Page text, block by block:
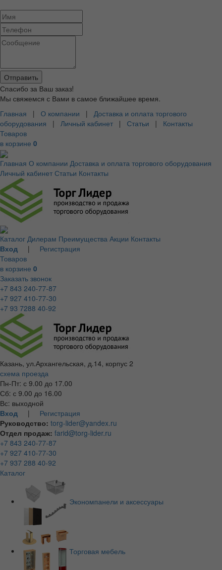
Спасибо за Ваш заказ!
Мы свяжемся с Вами в самое ближайшее время.
Главная | О компании | Доставка и оплата торгового
оборудования | Личный кабинет | Статьи | Контакты
Товаров
в корзине 0
Главная О компании Доставка и оплата торгового оборудования
Личный кабинет Статьи Контакты
Каталог Дилерам Преимущества Акции Контакты
Вход | Регистрация
Товаров
в корзине 0
Заказать звонок
+7 843 240-77-87
+7 927 410-77-30
+7 93 7288 40-92
Казань, ул.Архангельская, д.14, корпус 2
схема проезда
Пн-Пт: с 9.00 до 17.00
Сб: с 9.00 до 16.00
Вс: выходной
Вход | Регистрация
Руководство: torg-lider@yandex.ru
Отдел продаж: farid@torg-lider.ru
+7 843 240-77-87
+7 927 410-77-30
+7 937 288 40-92
Каталог
Экономпанели и аксессуары
Торговая мебель